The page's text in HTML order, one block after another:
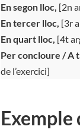
En segon lloc, [2n
En tercer lloc, [3r
En quart lloc, [4t
Per concloure / A
de l’exercici]
Exemple